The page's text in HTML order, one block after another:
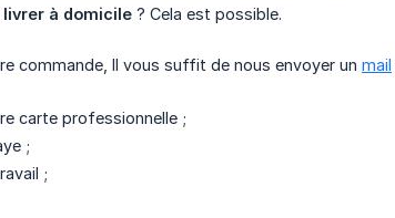
à domicile ? Cela est possible.
commande, Il vous suffit de nous envoyer un mail
carte professionnelle ;
;
;